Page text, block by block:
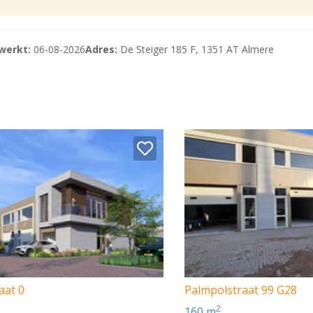
toegangspoort.
rust de bestemming Bedrijfsdoeleinden. Vestiging van
06-08-2026Adres: De Steiger 185 F, 1351 AT Almere
0
Palmpolstraat 99 G28
2